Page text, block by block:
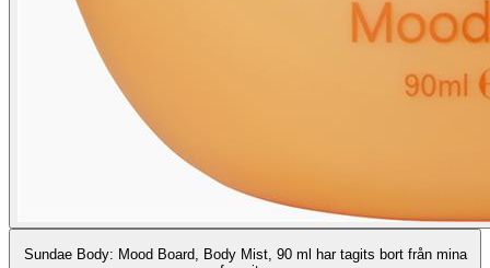
Sundae Body: Mood Board, Body Mist, 90 ml har tagits bort från mina